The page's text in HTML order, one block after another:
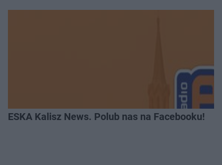
ESKA Kalisz News. Polub nas na Facebooku!